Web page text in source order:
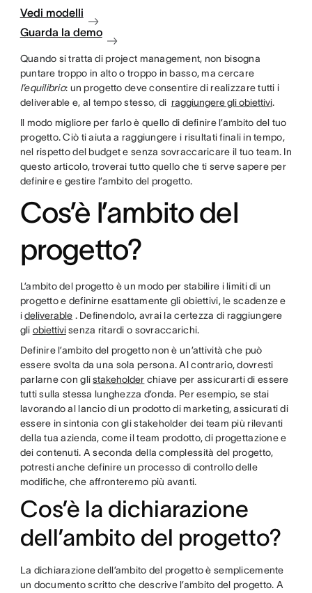
Vedi modelli
Guarda la demo
Quando si tratta di project management, non bisogna
puntare troppo in alto o troppo in basso, ma cercare
l’equilibrio: un progetto deve consentire di realizzare tutti i
deliverable e, al tempo stesso, di raggiungere gli obiettivi.
Il modo migliore per farlo è quello di definire l’ambito del tuo
progetto. Ciò ti aiuta a raggiungere i risultati finali in tempo,
nel rispetto del budget e senza sovraccaricare il tuo team. In
questo articolo, troverai tutto quello che ti serve sapere per
definire e gestire l’ambito del progetto.
Cos’è l’ambito del
progetto?
L’ambito del progetto è un modo per stabilire i limiti di un
progetto e definirne esattamente gli obiettivi, le scadenze e
ideliverable . Definendolo, avrai la certezza di raggiungere
gli obiettivisenza ritardi o sovraccarichi.
Definire l’ambito del progetto non è un’attività che può
essere svolta da una sola persona. Al contrario, dovresti
parlarne con glistakeholder chiave per assicurarti di essere
tutti sulla stessa lunghezza d’onda. Per esempio, se stai
lavorando al lancio di un prodotto di marketing, assicurati di
essere in sintonia con gli stakeholder dei team più rilevanti
della tua azienda, come il team prodotto, di progettazione e
dei contenuti. A seconda della complessità del progetto,
potresti anche definire un processo di controllo delle
modifiche, che affronteremo più avanti.
Cos’è la dichiarazione
dell’ambito del progetto?
La dichiarazione dell’ambito del progetto è semplicemente
un documento scritto che descrive l’ambito del progetto. A